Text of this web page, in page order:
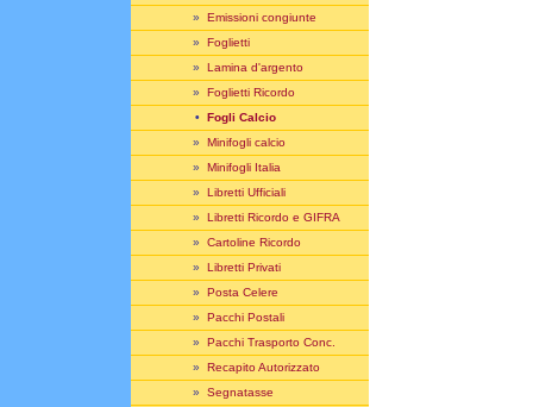
» Emissioni congiunte
» Foglietti
» Lamina d'argento
» Foglietti Ricordo
• Fogli Calcio
» Minifogli calcio
» Minifogli Italia
» Libretti Ufficiali
» Libretti Ricordo e GIFRA
» Cartoline Ricordo
» Libretti Privati
» Posta Celere
» Pacchi Postali
» Pacchi Trasporto Conc.
» Recapito Autorizzato
» Segnatasse